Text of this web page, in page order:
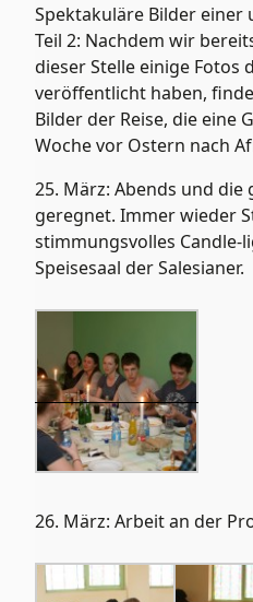
Spektakuläre Bilder einer
Teil 2: Nachdem wir
dieser Stelle einige Fotos
veröffentlicht haben,
Bilder der Reise, die eine
Woche vor Ostern nach
25. März: Abends und die
geregnet. Immer wieder
stimmungsvolles Candle-
Speisesaal der Salesianer.
26. März: Arbeit an der